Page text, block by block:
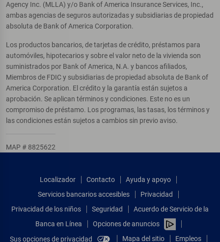
Agency Inc. (MLLA) y/o Bank of America Insurance Services, Inc.,
ambas agencias de seguros autorizadas y subsidiarias de propiedad
absoluta de Bank of America Corporation.
Los productos bancarios, de tarjetas de crédito, préstamos para
automóviles, hipotecarios y sobre el valor neto de la vivienda son
suministrados por Bank of America, N.A. y bancos afiliados,
Miembros de FDIC y subsidiarias de propiedad absoluta de Bank of
America Corporation. El crédito y la garantía están sujetos a
aprobación. Se aplican términos y condiciones. Este no es un
compromiso de préstamo. Los programas, las tasas, los términos y
las condiciones están sujetos a cambios sin previo aviso.
MAP # 8825622
Localizador Contacto
Ayuda y apoyo
Servicios bancarios accesibles
Privacidad
Privacidad de los niños
Seguridad
Acuerdo de Servicio de la
Banca en Línea
Opciones de anuncios
Sus opciones de privacidad
Mapa del sitio Empleos